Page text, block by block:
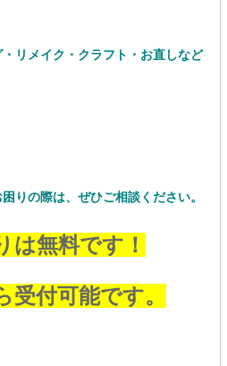
リメイク・クラフト・お直しなど
りの際は、ぜひご相談ください。
は無料です！
付可能です。